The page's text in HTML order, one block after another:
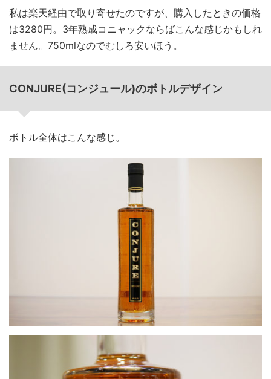
私は楽天経由で取り寄せたのですが、購入したときの価格
は3280円。3年熟成コニャックならばこんな感じかもしれ
ません。750mlなのでむしろ安いほう。
CONJURE(コンジュール)のボトルデザイン
ボトル全体はこんな感じ。